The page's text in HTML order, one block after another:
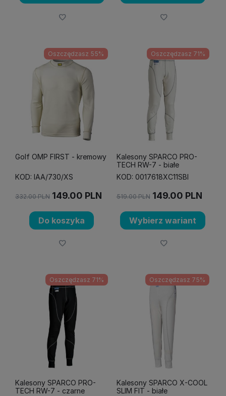
Oszczędzasz 55%
Golf OMP FIRST - kremowy
KOD: IAA/730/XS
332.00 PLN 149.00 PLN
Do koszyka
Oszczędzasz 71%
Kalesony SPARCO PRO-
TECH RW-7 - białe
KOD: 0017618XC11SBI
519.00 PLN 149.00 PLN
Wybierz wariant
Oszczędzasz 71%
Kalesony SPARCO PRO-
TECH RW-7 - czarne
Oszczędzasz 75%
Kalesony SPARCO X-COOL
SLIM FIT - białe